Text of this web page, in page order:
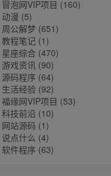
冒泡网VIP项目 (160)
动漫 (5)
周公解梦 (651)
教程笔记 (1)
星座综合 (470)
游戏资讯 (90)
源码程序 (64)
生活经验 (92)
福缘网VIP项目 (53)
科技前沿 (10)
网站源码 (1)
说点什么 (4)
软件程序 (63)